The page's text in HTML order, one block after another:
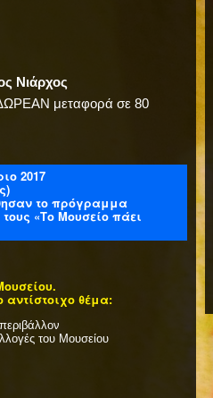
Νιάρχος
μεταφορά σε 80
2017
το πρόγραμμα
«Το Μουσείο πάει
αντίστοιχο θέμα:
του Μουσείου